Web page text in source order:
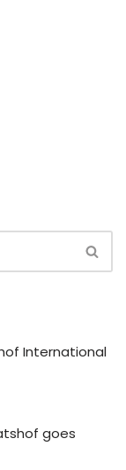
International
goes